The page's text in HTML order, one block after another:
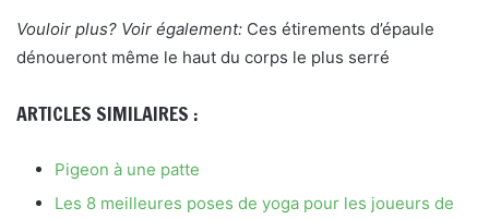
Vouloir plus? Voir également: Ces étirements d’épaule
dénoueront même le haut du corps le plus serré
ARTICLES SIMILAIRES :
Pigeon à une patte
Les 8 meilleures poses de yoga pour les joueurs de